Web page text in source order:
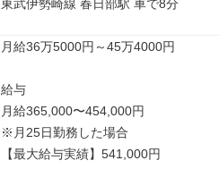
東武伊勢崎線 春日部駅 車で8分
月給36万5000円～45万4000円
給与
月給365,000〜454,000円
※月25日勤務した場合
【最大給与実績】541,000円